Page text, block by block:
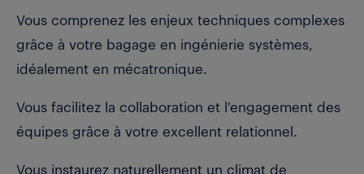
Vous comprenez les enjeux techniques complexes
grâce à votre bagage en ingénierie systèmes,
idéalement en mécatronique.
Vous facilitez la collaboration et l'engagement des
équipes grâce à votre excellent relationnel.
Vous instaurez naturellement un climat de